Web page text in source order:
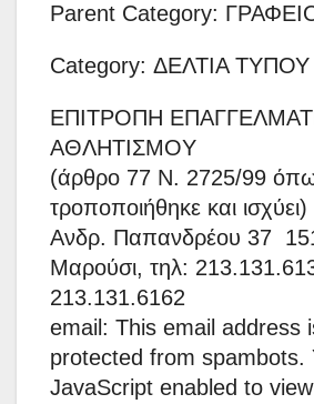
Parent Category:
Category: ΔΕΛΤΙΑ ΤΥΠΟΥ
ΕΠΙΤΡΟΠΗ
ΑΘΛΗΤΙΣΜΟY
(άρθρο 77 Ν. 2725/99
τροποποιήθηκε και ισχύει)
Ανδρ. Παπανδρέου 37
Μαρούσι, τηλ:
213.131.6162
email: This email address
protected from spambots.
JavaScript enabled to